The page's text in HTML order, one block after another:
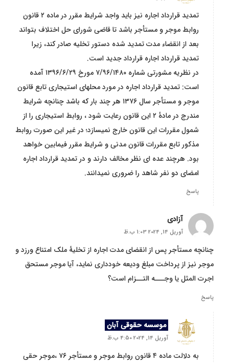
تمدید قرارداد اجاره نیز باید واجد شرایط مقرر در ماده ۲ قانون
روابط موجر و مستأجر باشد تا قاضی شورای حل اختلاف بتواند
بعد از انقضاء مدت تمدید شده دستور تخلیه صادر کند، زیرا
تمدید قرارداد اجاره قرارداد جدید است.
در نظریه مشورتی شماره ۷/۹۶/۱۴۸۰ مورخ ۱۳۹۶/۶/۲۹ آمده
است: تمدید قرارداد اجاره در مورد محلهای استیجاری تابع قانون
موجر و مستأجر سال ۱۳۷۶ هر چند بار که باشد چنانچه شرایط
مندرج در مادهٔ ۲ این قانون رعایت شود ، روابط استیجاری را از
شمول مقررات این قانون خارج نمیسازد؛ در غیر این صورت روابط
مذکور تابع مقررات قانون مدنی و شرایط مقرر فیمابین خواهد
بود. هرچند عده ای نظر مخالف دارند و در تمدید قرارداد اجاره
امضای دو نفر شاهد را ضروری نمیدانند.
پاسخ
آزادی
آوریل 14, 2024 1:03 ب.ظ
چنانچه مستأجر پس از انقضای مدت اجاره از تخلیۀ ملک امتناع ورزد و
موجر نیز از پرداخت مبلغ ودیعه خودداری نماید، آیا موجر مستحق
اجرت المثل يا وجـــه التــزام است؟
پاسخ
موسسه حقوقی آبان
آوریل 14, 2024 4:50 ب.ظ
به دلالت ماده ۴ قانون روابط موجر و مستأجر ۷۶ ،موجر حقی